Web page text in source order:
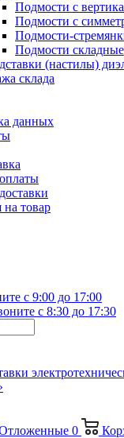
Подмости с
Подмости с
Подмости-
Подмости складные
(настилы)
склада
данных
на товар
с 9:00 до 17:00
с 8:30 до 17:30
0